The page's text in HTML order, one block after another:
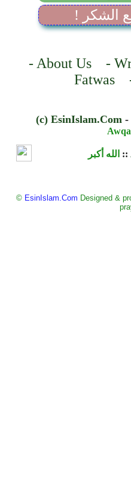
الشكر
- About Us -
Fatwas
(c) EsinIslam.Com
الله أكبر ::
© EsinIslam.Com Designed &